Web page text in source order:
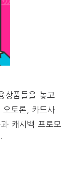
상품들을 놓고
오토론, 카드사
캐시백 프로모